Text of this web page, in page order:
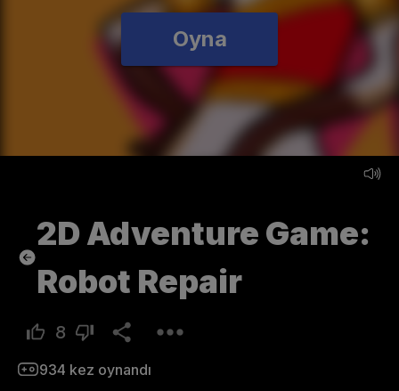
Oyna
2D Adventure Game:
Robot Repair
8
934 kez oynandı